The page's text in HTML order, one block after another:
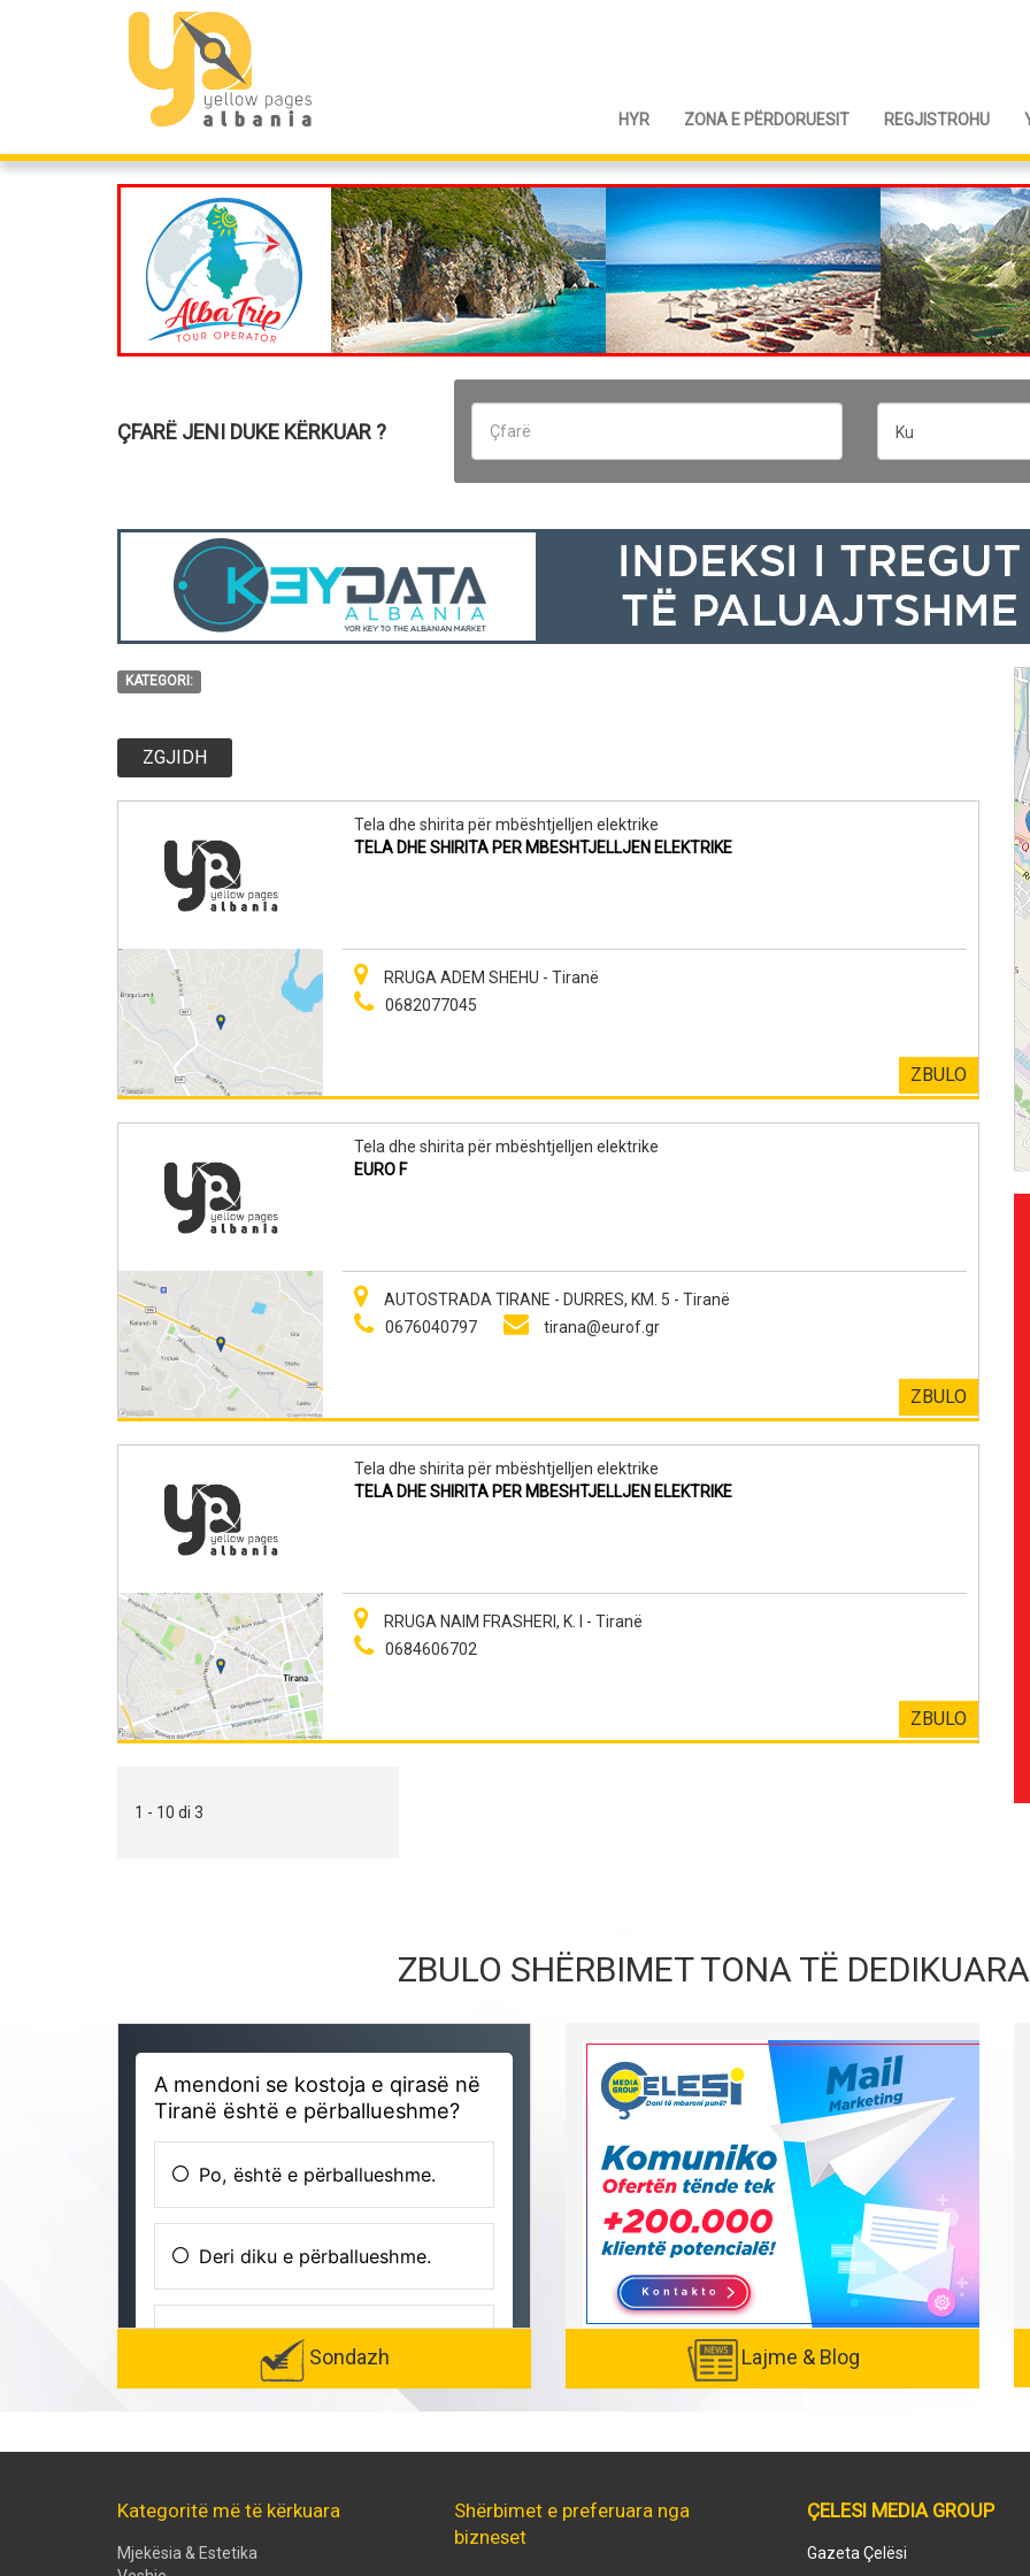
HYR ZONA E PËRDORUESIT REGJISTROHU
ÇFARË JENI DUKE KËRKUAR ? Ku
KATEGORI:
ZGJIDH
Tela dhe shirita për mbështjelljen elektrike
TELA DHE SHIRITA PER MBESHTJELLJEN ELEKTRIKE
RRUGA ADEM SHEHU - Tiranë
0682077045
ZBULO
Tela dhe shirita për mbështjelljen elektrike
EURO F
AUTOSTRADA TIRANE - DURRES, KM. 5 - Tiranë
0676040797
tirana@eurof.gr
ZBULO
Tela dhe shirita për mbështjelljen elektrike
TELA DHE SHIRITA PER MBESHTJELLJEN ELEKTRIKE
RRUGA NAIM FRASHERI, K. I - Tiranë
0684606702
ZBULO
1 - 10 di 3
ZBULO SHËRBIMET TONA TË
Sondazh Lajme & Blog
Kategoritë më të kërkuara
Mjekësia & Estetika
Shërbimet e preferuara nga
bizneset
ÇELESI MEDIA GROUP
Gazeta Çelësi